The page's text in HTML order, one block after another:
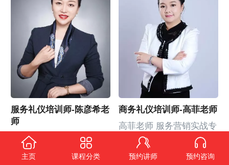
WINENJOY礼仪顾问/合
销售部经理 曾任：联想
（惠阳）电子 行政主管
曾任：萨基姆通讯（法
资） 人力资源经理 曾
任：全球国际货运代理
（世界500强）区域人力
资源负责人 擅长领域：
商...
册礼仪专家委员会委员 K-
beauty国际半永久定妆大
赛评委 香港环球小姐礼仪
仪讲师 曾任：中国国际航
空公司 乘务长 曾任：蓝
蒂蔻国际形象设计有限公
商务礼仪、服务礼仪、银
行...
服务礼仪培训师-陈彦希老
师
陈彦希老师 资深服务礼仪
专家 专注服务礼仪与职业
素养提升培训 美国ACI认
商务礼仪培训师-高菲老师
高菲老师 服务营销实战专
6年中国移动1860客户服
务管理经验 8年电力系统/
主页 课程分类 预约讲师 预约咨询